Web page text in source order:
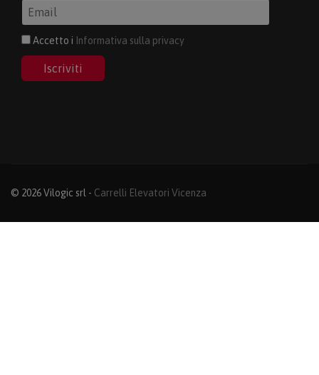
Accetto i Informativa sulla privacy
Iscriviti
© 2026 Vilogic srl - Carrelli Elevatori Vicenza